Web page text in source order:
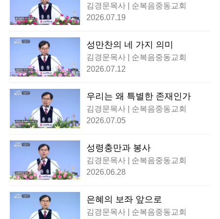
김경문목사 | 순복음중동교회
2026.07.19
성만찬의 네 가지 의미
김경문목사 | 순복음중동교회
2026.07.12
우리는 왜 특별한 존재인가
김경문목사 | 순복음중동교회
2026.07.05
성령충만과 봉사
김경문목사 | 순복음중동교회
2026.06.28
은혜의 보좌 앞으로
김경문목사 | 순복음중동교회